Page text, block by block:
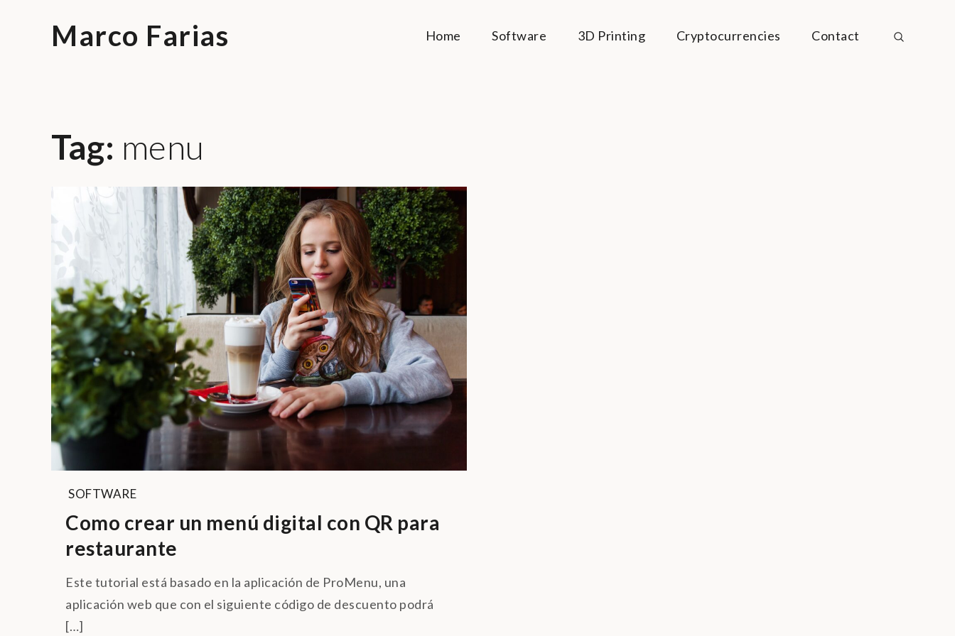
Marco Farias Home Software 3D Printing Cryptocurrencies Contact
Tag: menu
SOFTWARE
Como crear un menú digital con QR para
restaurante
Este tutorial está basado en la aplicación de ProMenu, una
aplicación web que con el siguiente código de descuento podrá
[…]